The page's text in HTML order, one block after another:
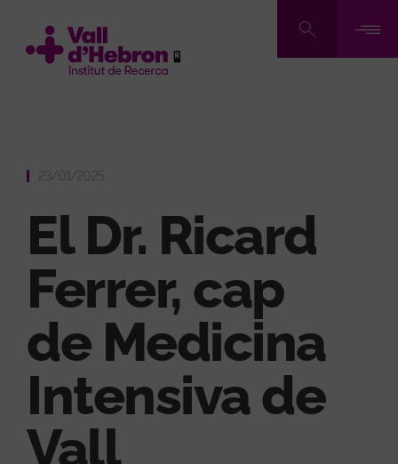
main
23/01/2025
El Dr. Ricard
Ferrer, cap
de Medicina
Intensiva de
Vall